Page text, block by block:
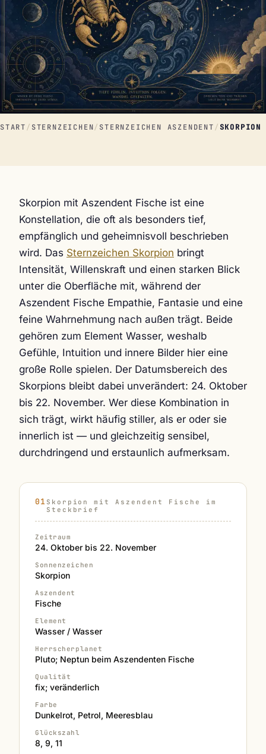
START / STERNZEICHEN/ STERNZEICHEN ASZENDENT /
Skorpion mit Aszendent Fische ist eine
Konstellation, die oft als besonders tief,
empfänglich und geheimnisvoll beschrieben
wird. Das Sternzeichen Skorpion bringt
Intensität, Willenskraft und einen starken Blick
unter die Oberfläche mit, während der
Aszendent Fische Empathie, Fantasie und eine
feine Wahrnehmung nach außen trägt. Beide
gehören zum Element Wasser, weshalb
Gefühle, Intuition und innere Bilder hier eine
große Rolle spielen. Der Datumsbereich des
Skorpions bleibt dabei unverändert: 24. Oktober
bis 22. November. Wer diese Kombination in
sich trägt, wirkt häufig stiller, als er oder sie
innerlich ist — und gleichzeitig sensibel,
durchdringend und erstaunlich aufmerksam.
Skorpion mit Aszendent Fische im
Steckbrief
Zeitraum
24. Oktober bis 22. November
Sonnenzeichen
Skorpion
Aszendent
Fische
Element
Wasser / Wasser
Herrscherplanet
Pluto; Neptun beim Aszendenten Fische
Qualität
fix; veränderlich
Farbe
Dunkelrot, Petrol, Meeresblau
Glückszahl
8, 9, 11